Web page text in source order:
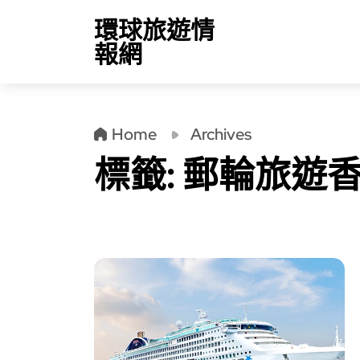
環球旅遊情
報網
Home Archives
標籤: 郵輪旅遊